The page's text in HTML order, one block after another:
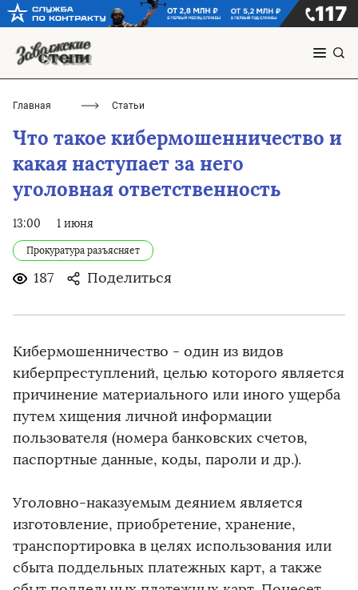
Главная Статьи
Что такое кибермошенничество и
какая наступает за него
уголовная ответственность
13:00 1 июня
Прокуратура разъясняет
187 Поделиться
Кибермошенничество - один из видов
киберпреступлений, целью которого является
причинение материального или иного ущерба
путем хищения личной информации
пользователя (номера банковских счетов,
паспортные данные, коды, пароли и др.).
Уголовно-наказуемым деянием является
изготовление, приобретение, хранение,
транспортировка в целях использования или
сбыта поддельных платежных карт, а также